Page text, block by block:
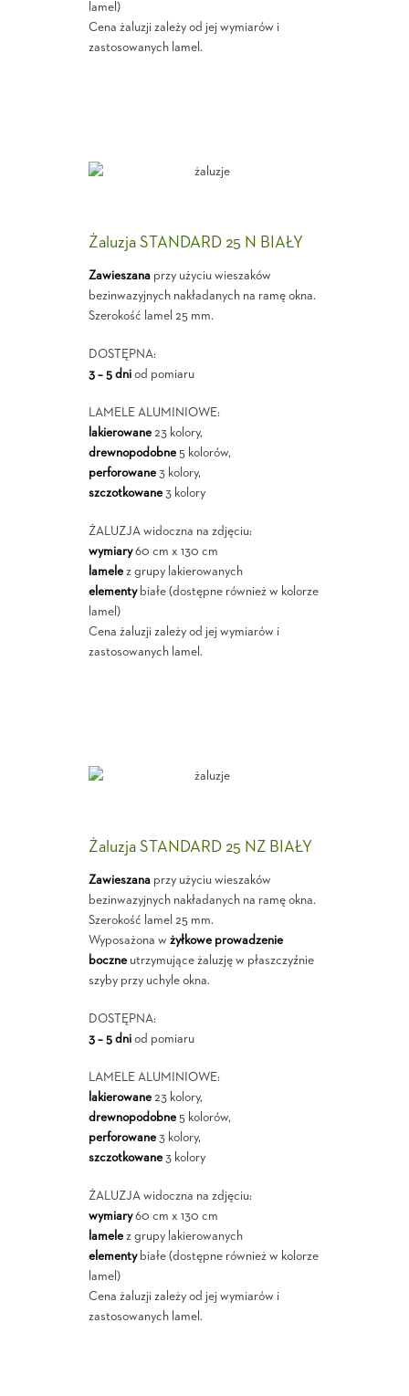
lamel)
Cena żaluzji zależy od jej wymiarów i
zastosowanych lamel.
Żaluzja STANDARD 25 N BIAŁY
Zawieszanaprzy użyciu wieszaków
bezinwazyjnych nakładanych na ramę okna.
Szerokość lamel 25 mm.
DOSTĘPNA:
3 – 5 dniod pomiaru
LAMELE ALUMINIOWE:
lakierowane23 kolory,
drewnopodobne5 kolorów,
perforowane3 kolory,
szczotkowane3 kolory
ŻALUZJA widoczna na zdjęciu:
wymiary60 cm x 130 cm
lamelez grupy lakierowanych
elementybiałe (dostępne również w kolorze
lamel)
Cena żaluzji zależy od jej wymiarów i
zastosowanych lamel.
Żaluzja STANDARD 25 NZ BIAŁY
Zawieszanaprzy użyciu wieszaków
bezinwazyjnych nakładanych na ramę okna.
Szerokość lamel 25 mm.
Wyposażona w żyłkowe prowadzenie
boczneutrzymujące żaluzję w płaszczyźnie
szyby przy uchyle okna.
DOSTĘPNA:
3 – 5 dniod pomiaru
LAMELE ALUMINIOWE:
lakierowane23 kolory,
drewnopodobne5 kolorów,
perforowane3 kolory,
szczotkowane3 kolory
ŻALUZJA widoczna na zdjęciu:
wymiary60 cm x 130 cm
lamelez grupy lakierowanych
elementybiałe (dostępne również w kolorze
lamel)
Cena żaluzji zależy od jej wymiarów i
zastosowanych lamel.